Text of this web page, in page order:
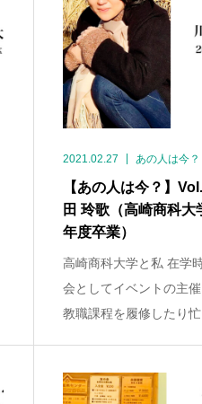
2021.02.27 あの人は今？
【あの人は今？】
田 玲歌（高崎商科大
年度卒業）
高崎商科大学と私 在学
会としてイベントの主
教職課程を履修したり